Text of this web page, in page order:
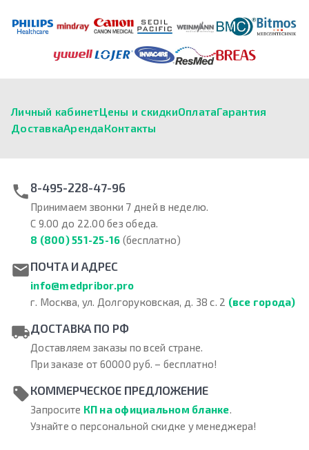
Личный кабинетЦены и скидкиОплатаГарантия
ДоставкаАрендаКонтакты
8-495-228-47-96
Принимаем звонки 7 дней в неделю.
С 9.00 до 22.00 без обеда.
8 (800) 551-25-16 (бесплатно)
ПОЧТА И АДРЕС
info@medpribor.pro
г. Москва, ул. Долгоруковская, д. 38 с. 2 (все города)
ДОСТАВКА ПО РФ
Доставляем заказы по всей стране.
При заказе от 60000 руб. – бесплатно!
КОММЕРЧЕСКОЕ ПРЕДЛОЖЕНИЕ
Запросите КП на официальном бланке.
Узнайте о персональной скидке у менеджера!